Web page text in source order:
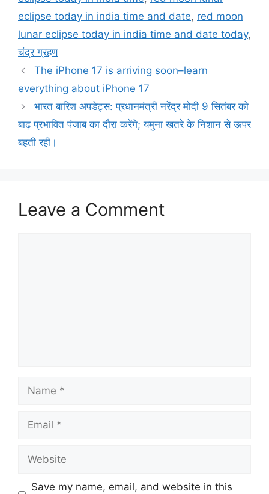
eclipse today in india time and date, red moon
lunar eclipse today in india time and date today,
चंद्र ग्रहण
The iPhone 17 is arriving soon–learn
everything about iPhone 17
भारत बारिश अपडेट्स: प्रधानमंत्री नरेंद्र मोदी 9 सितंबर को
बाढ़ प्रभावित पंजाब का दौरा करेंगे; यमुना खतरे के निशान से ऊपर
बहती रही।
Leave a Comment
Name
Email
Website
Save my name, email, and website in this